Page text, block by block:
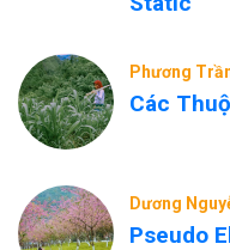
Phương
Các
Dương
Pseudo